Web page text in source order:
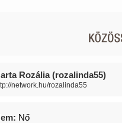
Rozália (rozalinda55)
network.hu/rozalinda55
Nő